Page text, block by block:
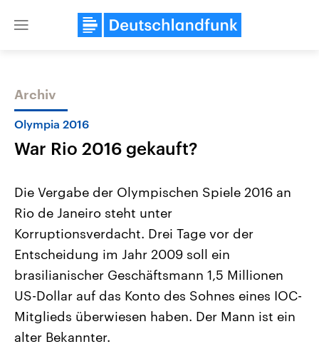
Close
Themen
Landtagswahl Sachsen-Anhalt
2026
Alle Informationen
Sachsen-Anhalt wählt am 6.
September 2026 einen neuen
Bundesland von einer Koalition aus
Umfragen, Prognosen,
USA
Aktuelle Beiträge,
Hintergründe
Wirtschaftlich und
gehören die Vereinigten
mit großem Einfluss auf
Archiv
Olympia 2016
War Rio 2016 gekauft?
Die Vergabe der Olympischen Spiele 2016 an
Rio de Janeiro steht unter
Korruptionsverdacht. Drei Tage vor der
Entscheidung im Jahr 2009 soll ein
brasilianischer Geschäftsmann 1,5 Millionen
US-Dollar auf das Konto des Sohnes eines IOC-
Mitglieds überwiesen haben. Der Mann ist ein
alter Bekannter.